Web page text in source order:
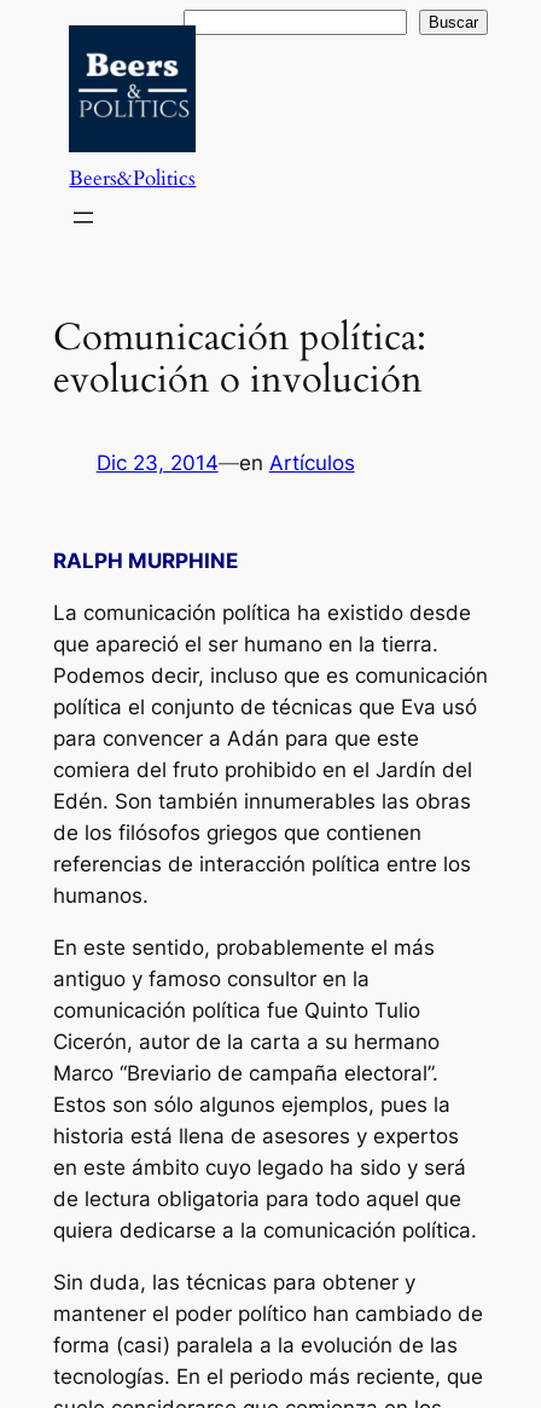
contenido
Buscar Buscar
Beers&Politics
Comunicación política:
evolución o involución
Dic 23, 2014—en Artículos
RALPH MURPHINE
La comunicación política ha existido desde
que apareció el ser humano en la tierra.
Podemos decir, incluso que es comunicación
política el conjunto de técnicas que Eva usó
para convencer a Adán para que este
comiera del fruto prohibido en el Jardín del
Edén. Son también innumerables las obras
de los filósofos griegos que contienen
referencias de interacción política entre los
humanos.
En este sentido, probablemente el más
antiguo y famoso consultor en la
comunicación política fue Quinto Tulio
Cicerón, autor de la carta a su hermano
Marco “Breviario de campaña electoral”.
Estos son sólo algunos ejemplos, pues la
historia está llena de asesores y expertos
en este ámbito cuyo legado ha sido y será
de lectura obligatoria para todo aquel que
quiera dedicarse a la comunicación política.
Sin duda, las técnicas para obtener y
mantener el poder político han cambiado de
forma (casi) paralela a la evolución de las
tecnologías. En el periodo más reciente, que